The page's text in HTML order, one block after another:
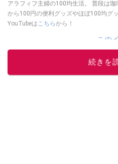
アラフィフ主婦の100均生活。 普段は
から100円の便利グッズやほぼ100均グ
YouTubeはこちらから！
この
続きを